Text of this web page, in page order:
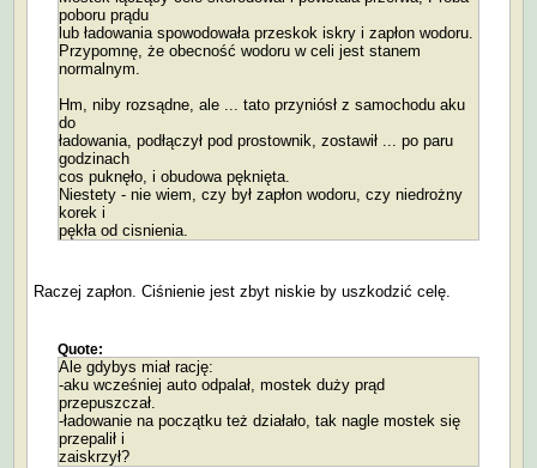
poboru prądu
lub ładowania spowodowała przeskok iskry i zapłon wodoru.
Przypomnę, że obecność wodoru w celi jest stanem
normalnym.
Hm, niby rozsądne, ale ... tato przyniósł z samochodu aku
do
ładowania, podłączył pod prostownik, zostawił ... po paru
godzinach
cos puknęło, i obudowa pęknięta.
Niestety - nie wiem, czy był zapłon wodoru, czy niedrożny
korek i
pękła od cisnienia.
Raczej zapłon. Ciśnienie jest zbyt niskie by uszkodzić celę.
Quote:
Ale gdybys miał rację:
-aku wcześniej auto odpalał, mostek duży prąd
przepuszczał.
-ładowanie na początku też działało, tak nagle mostek się
przepalił i
zaiskrzył?